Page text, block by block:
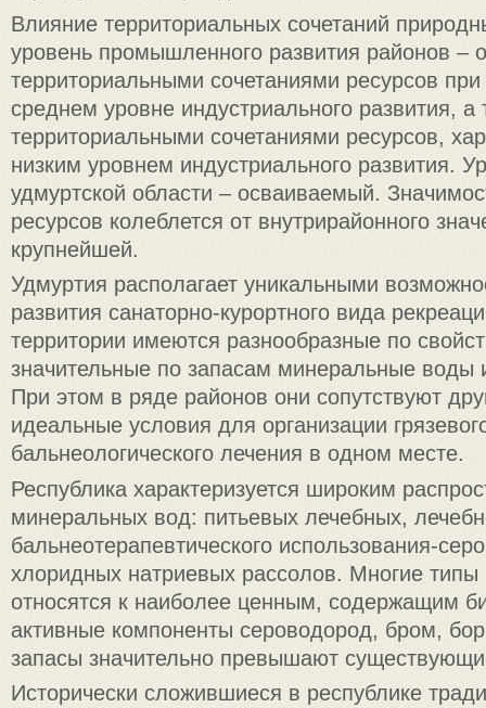
Влияние территориальных сочетаний
уровень промышленного развития районов –
территориальными сочетаниями ресурсов
среднем уровне индустриального развития,
территориальными сочетаниями ресурсов,
низким уровнем индустриального развития.
удмуртской области – осваиваемый.
ресурсов колеблется от внутрирайонного
крупнейшей.
Удмуртия располагает уникальными
развития санаторно-курортного вида
территории имеются разнообразные по
значительные по запасам минеральные
При этом в ряде районов они сопутствуют
идеальные условия для организации
бальнеологического лечения в одном месте.
Республика характеризуется широким
минеральных вод: питьевых лечебных,
бальнеотерапевтического использования-
хлоридных натриевых рассолов. Многие
относятся к наиболее ценным, содержащим
активные компоненты сероводород, бром,
запасы значительно превышают
Исторически сложившиеся в республике